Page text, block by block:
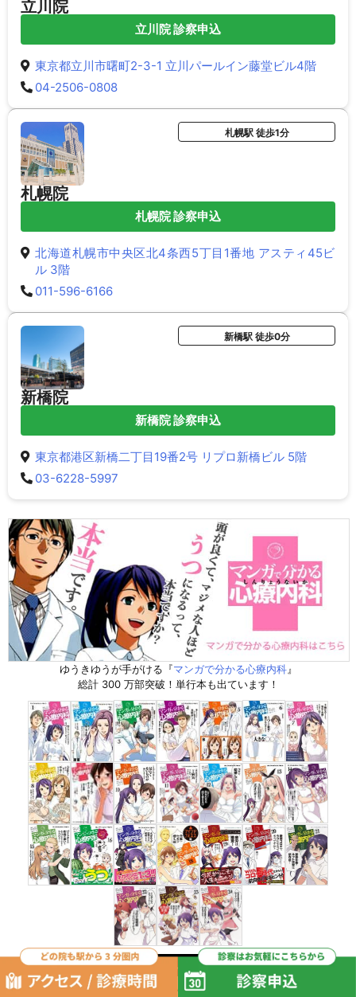
立川院
立川院 診察申込
東京都立川市曙町2-3-1 立川パールイン藤堂ビル4階
04-2506-0808
札幌院
札幌駅 徒歩1分
札幌院 診察申込
北海道札幌市中央区北4条西5丁目1番地 アスティ45ビ
ル 3階
011-596-6166
新橋院
新橋駅 徒歩0分
新橋院 診察申込
東京都港区新橋二丁目19番2号 リプロ新橋ビル 5階
03-6228-5997
ゆうきゆうが手がける『マンガで分かる心療内科』
総計 300 万部突破！単行本も出ています！
マンガの更新情報を Twitter でお届けします。